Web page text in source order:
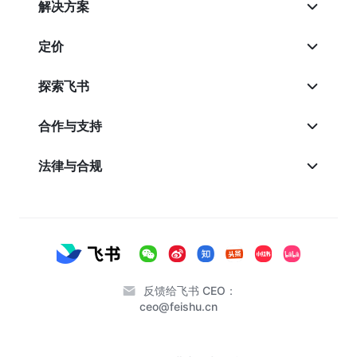
解决方案
定价
探索飞书
合作与支持
法律与合规
反馈给飞书 CEO：
ceo@feishu.cn